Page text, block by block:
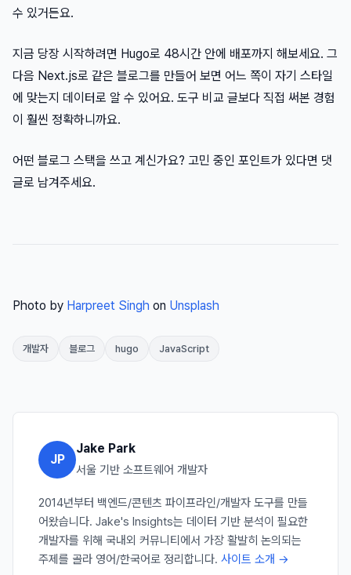
수 있거든요.
지금 당장 시작하려면 Hugo로 48시간 안에 배포까지 해보세요. 그
다음 Next.js로 같은 블로그를 만들어 보면 어느 쪽이 자기 스타일
에 맞는지 데이터로 알 수 있어요. 도구 비교 글보다 직접 써본 경험
이 훨씬 정확하니까요.
어떤 블로그 스택을 쓰고 계신가요? 고민 중인 포인트가 있다면 댓
글로 남겨주세요.
Photo by Harpreet Singh on Unsplash
개발자 블로그 hugo JavaScript
JP
Jake Park
서울 기반 소프트웨어 개발자
2014년부터 백엔드/콘텐츠 파이프라인/개발자 도구를 만들
어왔습니다. Jake's Insights는 데이터 기반 분석이 필요한
개발자를 위해 국내외 커뮤니티에서 가장 활발히 논의되는
주제를 골라 영어/한국어로 정리합니다. 사이트 소개 →